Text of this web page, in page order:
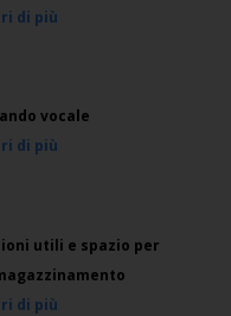
di più
vocale
di più
utili e spazio per
di più